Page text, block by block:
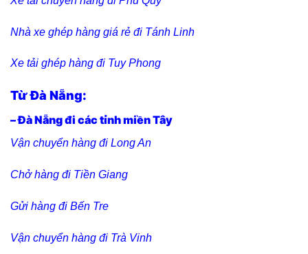
Nhà xe ghép hàng giá rẻ đi Tánh Linh
Xe tải ghép hàng đi Tuy Phong
Từ Đà Nẵng:
– Đà Nẵng đi các tỉnh miền Tây
Vận chuyển hàng đi Long An
Chở hàng đi Tiền Giang
Gửi hàng đi Bến Tre
Vận chuyển hàng đi Trà Vinh